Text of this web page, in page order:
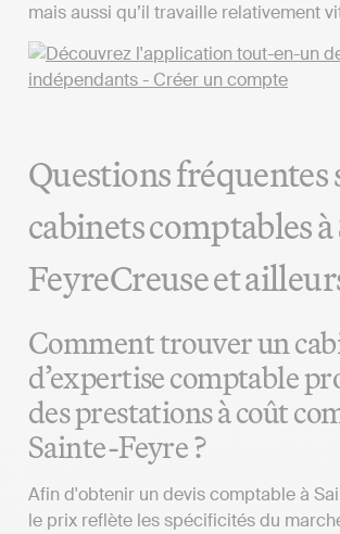
mais aussi qu’il travaille relativement
Questions fréquentes
cabinets comptables
FeyreCreuse et
Comment trouver un
d’expertise comptable
des prestations à coût
Sainte-Feyre ?
Afin d'obtenir un devis comptable à
le prix reflète les spécificités du